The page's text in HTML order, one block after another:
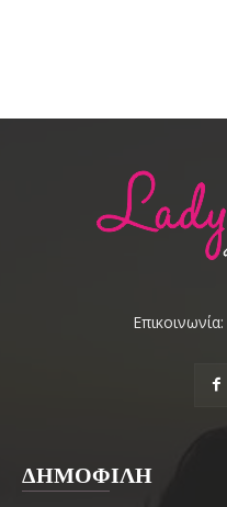
Επικοινωνία:
ΔΗΜΟΦΙΛΗ